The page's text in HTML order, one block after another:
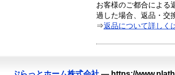
お客様のご都合による
過した場合、返品・交
⇒返品について詳しく